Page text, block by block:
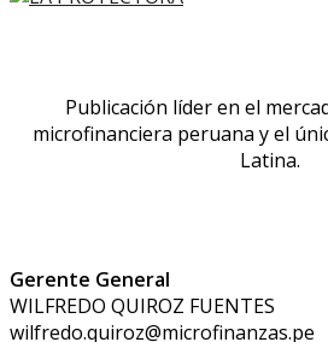
Publicación líder en el
microfinanciera peruana y el
Latina.
Gerente General
WILFREDO QUIROZ FUENTES
wilfredo.quiroz@microfinanzas.pe